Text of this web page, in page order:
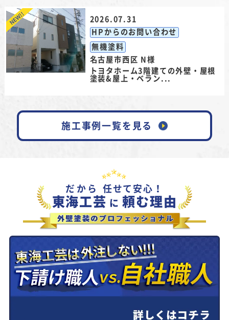
2026.07.31
HPからのお問い合わせ
無機塗料
名古屋市西区 N様
トヨタホーム3階建ての外壁・屋根
塗装&屋上・ベラン...
施工事例一覧を見る
だから 任せて安心！
東海工芸 に 頼む理由